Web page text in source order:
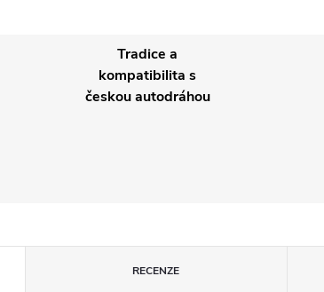
Tradice a
kompatibilita s
českou autodráhou
RECENZE